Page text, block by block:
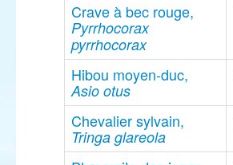
Crave à bec rouge,
Pyrrhocorax
pyrrhocorax
Hibou moyen-duc,
Asio otus
Chevalier sylvain,
Tringa glareola